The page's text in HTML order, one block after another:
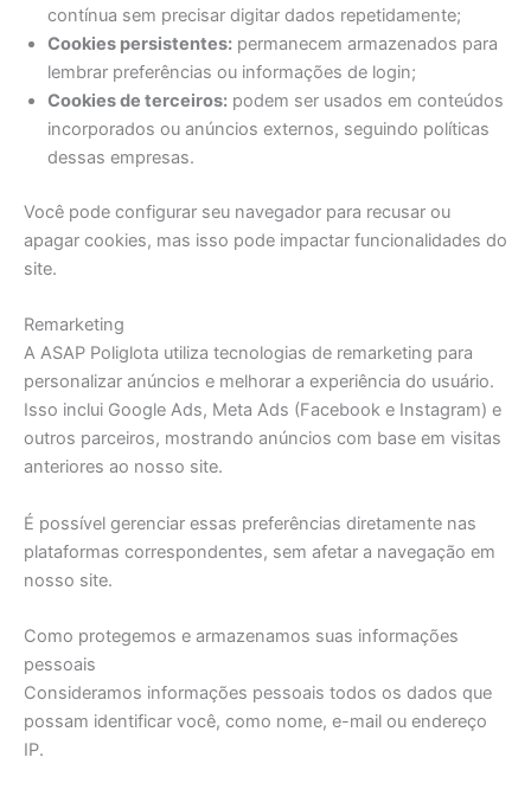
contínua sem precisar digitar dados repetidamente;
Cookies persistentes: permanecem armazenados para
lembrar preferências ou informações de login;
Cookies de terceiros: podem ser usados em conteúdos
incorporados ou anúncios externos, seguindo políticas
dessas empresas.
Você pode configurar seu navegador para recusar ou
apagar cookies, mas isso pode impactar funcionalidades do
site.
Remarketing
A ASAP Poliglota utiliza tecnologias de remarketing para
personalizar anúncios e melhorar a experiência do usuário.
Isso inclui Google Ads, Meta Ads (Facebook e Instagram) e
outros parceiros, mostrando anúncios com base em visitas
anteriores ao nosso site.
É possível gerenciar essas preferências diretamente nas
plataformas correspondentes, sem afetar a navegação em
nosso site.
Como protegemos e armazenamos suas informações
pessoais
Consideramos informações pessoais todos os dados que
possam identificar você, como nome, e-mail ou endereço
IP.